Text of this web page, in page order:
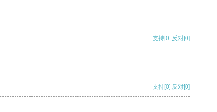
支持[0] 反对[0]
支持[0] 反对[0]